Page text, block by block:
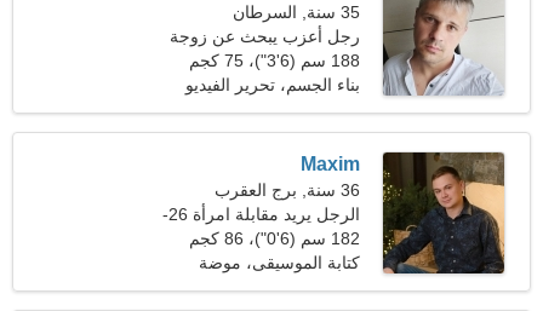
35 سنة, السرطان
رجل أعزب يبحث عن زوجة
24-31
188 سم (6'3")، 75 كجم
(165 رطلا)
بناء الجسم، تحرير الفيديو
Maxim
36 سنة, برج العقرب
الرجل يريد مقابلة امرأة 26-
31
182 سم (6'0")، 86 كجم
(189 رطلا)
كتابة الموسيقى، موضة